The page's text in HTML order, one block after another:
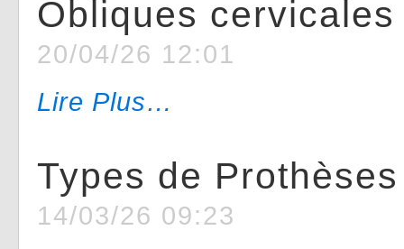
Obliques
20/04/26 12:01
Lire Plus…
Types de Prothèses
14/03/26 09:23